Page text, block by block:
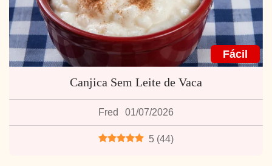
Fácil
Canjica Sem Leite de Vaca
Fred 01/07/2026
5 (44)